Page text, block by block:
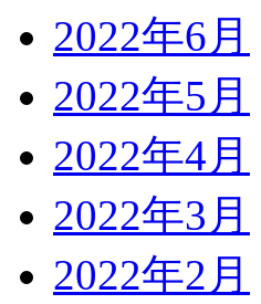
2022年6月
2022年5月
2022年4月
2022年3月
2022年2月